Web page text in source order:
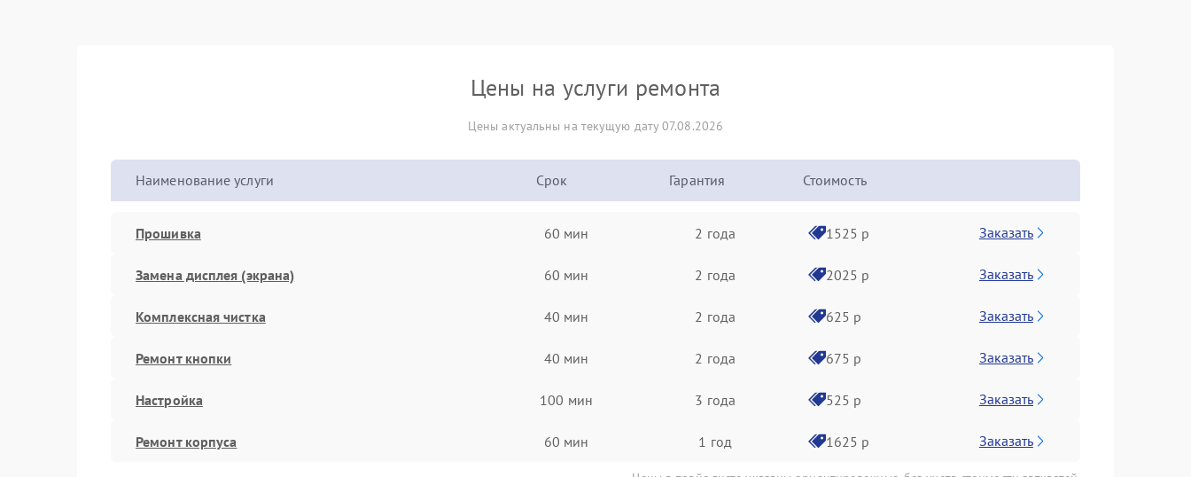
Цены на услуги ремонта
Цены актуальны на текущую дату 07.08.2026
Наименование услуги Срок Гарантия Стоимость
Прошивка 60 мин 2 года 1525 р Заказать
Замена дисплея (экрана) 60 мин 2 года 2025 р Заказать
Комплексная чистка 40 мин 2 года 625 р Заказать
Ремонт кнопки 40 мин 2 года 675 р Заказать
Настройка 100 мин 3 года 525 р Заказать
Ремонт корпуса 60 мин 1 год 1625 р Заказать